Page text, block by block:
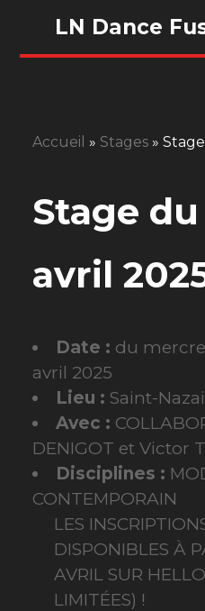
LN Dance
Accueil » Stages»
Stage
avril
Date : du
avril 2025
Lieu : Saint-
Avec :
DENIGOT et Victor
Disciplines :
CONTEMPORAIN
LES
DISPONIBLES À
AVRIL SUR
LIMITÉES) !